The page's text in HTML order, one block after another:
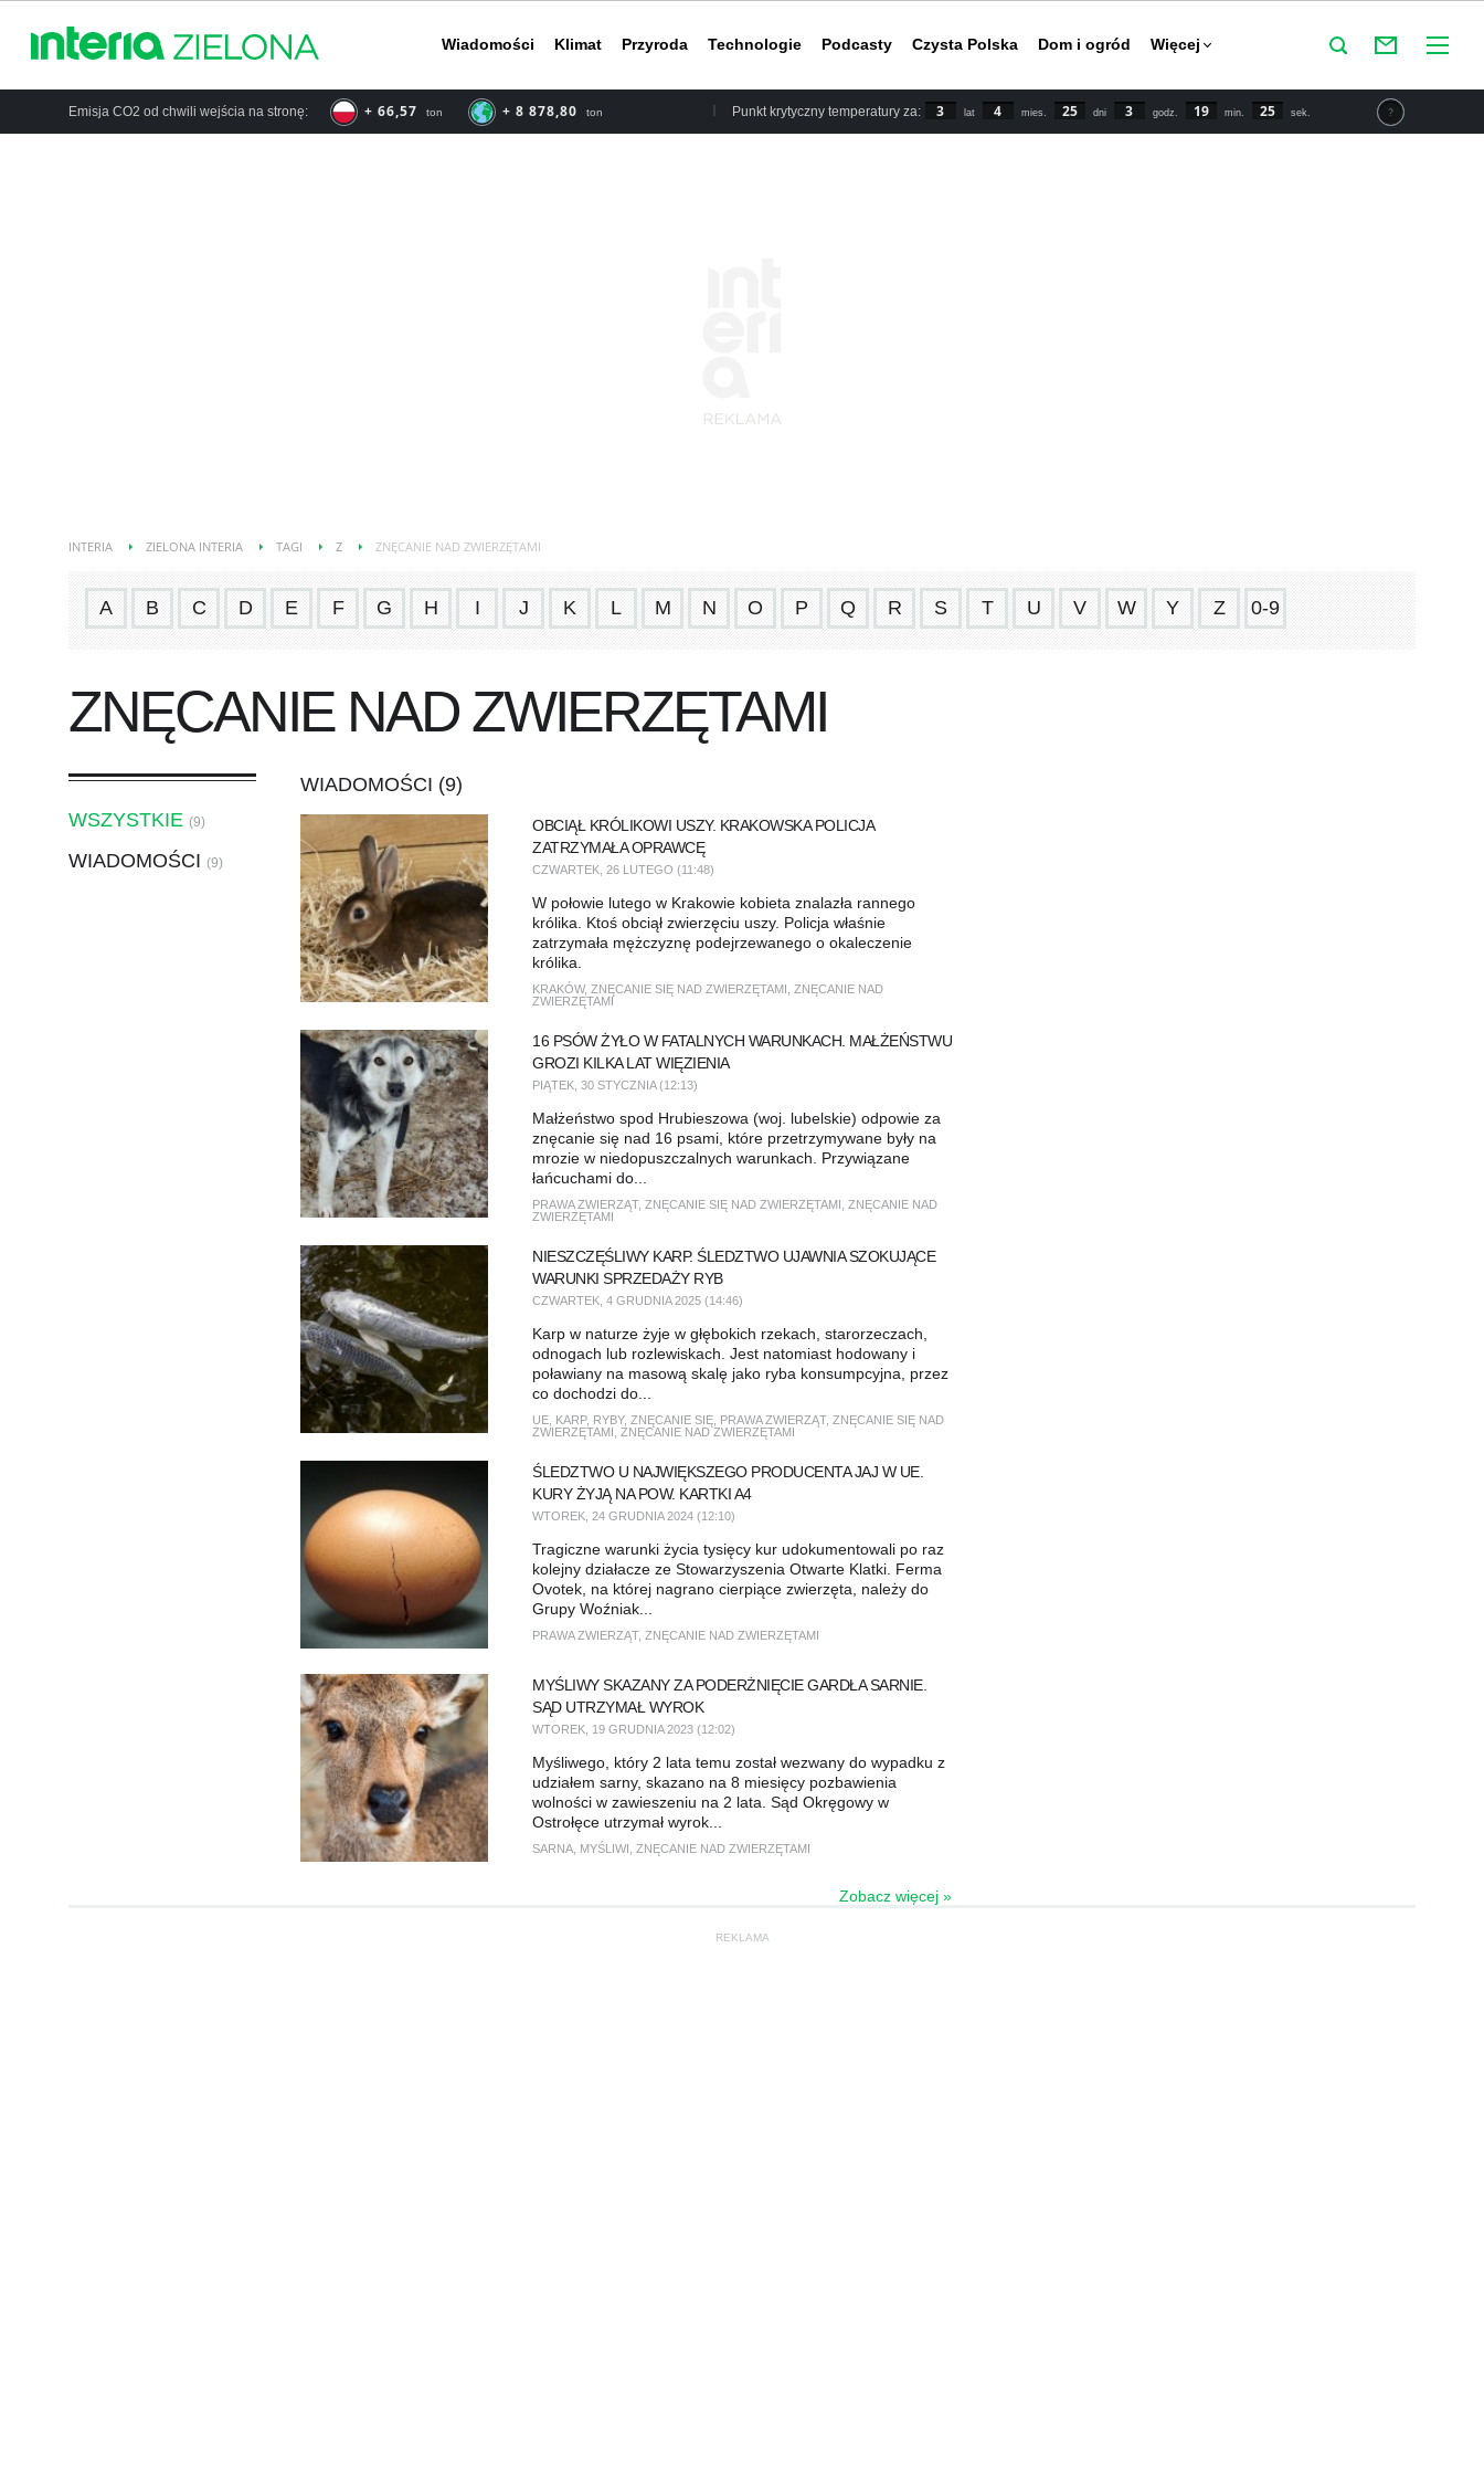
Wiadomości Klimat Przyroda Technologie Podcasty Czysta Polska Dom i ogród Więcej
Emisja CO2 od chwili wejścia na stronę: + 66,57 ton + 8 878,80 ton Punkt krytyczny temperatury za: 3 lat 4 mies. 25 dni 3 godz. 19 min. 25 sek.
INTERIA ZIELONA INTERIA TAGI Z ZNĘCANIE NAD ZWIERZĘTAMI
A B C D E F G H I J K L M N O P Q R S T U V W Y Z 0-9
ZNĘCANIE NAD ZWIERZĘTAMI
WSZYSTKIE (9)
WIADOMOŚCI (9)
WIADOMOŚCI (9)
OBCIĄŁ KRÓLIKOWI USZY. KRAKOWSKA POLICJA
ZATRZYMAŁA OPRAWCĘ
CZWARTEK, 26 LUTEGO (11:48)
W połowie lutego w Krakowie kobieta znalazła rannego
królika. Ktoś obciął zwierzęciu uszy. Policja właśnie
zatrzymała mężczyznę podejrzewanego o okaleczenie
królika.
KRAKÓW, ZNĘCANIE SIĘ NAD ZWIERZĘTAMI
ZNĘCANIE NAD
ZWIERZĘTAMI
16 PSÓW ŻYŁO W FATALNYCH WARUNKACH. MAŁŻEŃSTWU
GROZI KILKA LAT WIĘZIENIA
PIĄTEK, 30 STYCZNIA (12:13)
Małżeństwo spod Hrubieszowa (woj. lubelskie) odpowie za
znęcanie się nad 16 psami, które przetrzymywane były na
mrozie w niedopuszczalnych warunkach. Przywiązane
łańcuchami do...
PRAWA ZWIERZĄT, ZNĘCANIE SIĘ NAD ZWIERZĘTAMI
ZNĘCANIE NAD
ZWIERZĘTAMI
NIESZCZĘŚLIWY KARP. ŚLEDZTWO UJAWNIA SZOKUJĄCE
WARUNKI SPRZEDAŻY RYB
CZWARTEK, 4 GRUDNIA 2025 (14:46)
Karp w naturze żyje w głębokich rzekach, starorzeczach,
odnogach lub rozlewiskach. Jest natomiast hodowany i
poławiany na masową skalę jako ryba konsumpcyjna, przez
co dochodzi do...
UE KARP, RYBY, ZNĘCANIE SIĘ PRAWA ZWIERZĄT, ZNĘCANIE SIĘ NAD
ZWIERZĘTAMI
ZNĘCANIE NAD ZWIERZĘTAMI
ŚLEDZTWO U NAJWIĘKSZEGO PRODUCENTA JAJ W UE.
KURY ŻYJĄ NA POW. KARTKI A4
WTOREK, 24 GRUDNIA 2024 (12:10)
Tragiczne warunki życia tysięcy kur udokumentowali po raz
kolejny działacze ze Stowarzyszenia Otwarte Klatki. Ferma
Ovotek, na której nagrano cierpiące zwierzęta, należy do
Grupy Woźniak...
PRAWA ZWIERZĄT, ZNĘCANIE NAD ZWIERZĘTAMI
MYŚLIWY SKAZANY ZA PODERŻNIĘCIE GARDŁA SARNIE.
SĄD UTRZYMAŁ WYROK
WTOREK, 19 GRUDNIA 2023 (12:02)
Myśliwego, który 2 lata temu został wezwany do wypadku z
udziałem sarny, skazano na 8 miesięcy pozbawienia
wolności w zawieszeniu na 2 lata. Sąd Okręgowy w
Ostrołęce utrzymał wyrok...
SARNA MYŚLIWI ZNĘCANIE NAD ZWIERZĘTAMI
Zobacz więcej »
REKLAMA